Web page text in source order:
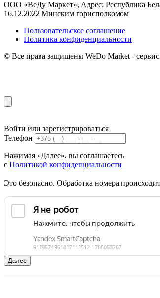
ООО «ВеДу Маркет», Адрес: Республика
16.12.2022 Минским горисполкомом
Пользовательское соглашение
Политика конфиденциальности
© Все права защищены WeDo Market - сервис
Войти или зарегистрироваться
Телефон
Нажимая «Далее», вы соглашаетесь
с Политикой конфиденциальности
Это безопасно. Обработка номера
Далее